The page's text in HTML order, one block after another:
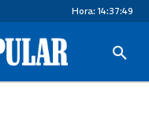
Hora: 14:37:50